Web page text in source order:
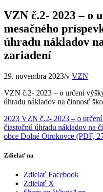
VZN č.2- 2023 – o
mesačného
úhradu nákladov
zariadení
29. novembra 2023/v VZN
VZN č.2- 2023 – o určení
úhradu nákladov na činnosť
2023 VZN č.2- 2023 – o
čiastočnú úhradu nákladov na
obce Dolné Otrokovce (PDF,
Zdielať na
Zdielať Facebook
Zdielať X